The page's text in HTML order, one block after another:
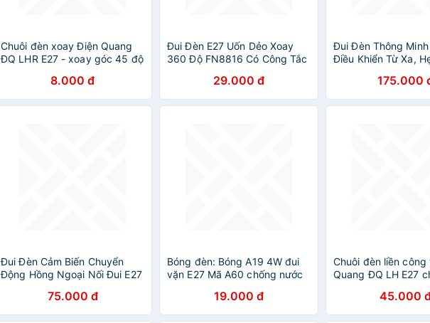
Chuôi đèn xoay Điện Quang
ĐQ LHR E27 - xoay góc 45 độ
8.000 đ
Đui Đèn E27 Uốn Dẻo Xoay
360 Độ FN8816 Có Công Tắc
29.000 đ
Đui Đèn Thông Minh
Điều Khiển Từ Xa,
175.000
Đui Đèn Cảm Biến Chuyển
Động Hồng Ngoại Nối Đui E27
75.000 đ
Bóng đèn: Bóng A19 4W đui
vặn E27 Mã A60 chống nước
ngoài trời, trong nhà
19.000 đ
Chuôi đèn liền
Quang ĐQ LH E27
3m/5m/10m45.000